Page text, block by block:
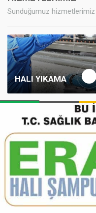
Sunduğumuz hizmetlerimiz
HALI YIKAMA